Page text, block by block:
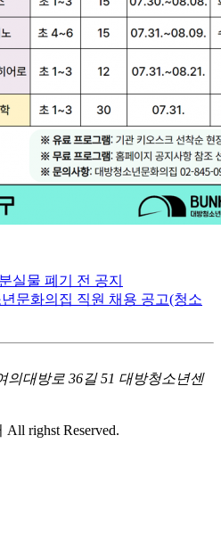
실물 폐기 전 공지
문화의집 직원 채용 공고(청소
의대방로 36길 51 대방청소년센
righst Reserved.